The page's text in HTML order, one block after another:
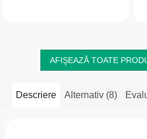
AFIŞEAZĂ TOATE
Descriere Alternativ (8)